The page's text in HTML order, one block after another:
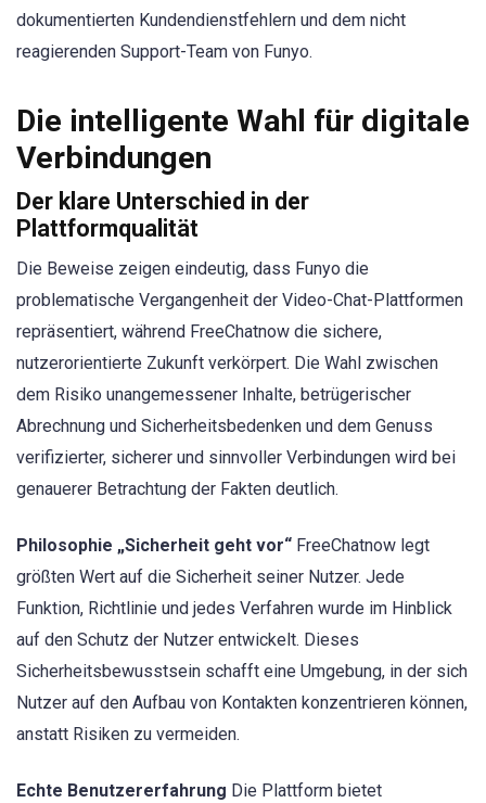
dokumentierten Kundendienstfehlern und dem nicht
reagierenden Support-Team von Funyo.
Die intelligente Wahl für digitale
Verbindungen
Der klare Unterschied in der
Plattformqualität
Die Beweise zeigen eindeutig, dass Funyo die
problematische Vergangenheit der Video-Chat-Plattformen
repräsentiert, während FreeChatnow die sichere,
nutzerorientierte Zukunft verkörpert. Die Wahl zwischen
dem Risiko unangemessener Inhalte, betrügerischer
Abrechnung und Sicherheitsbedenken und dem Genuss
verifizierter, sicherer und sinnvoller Verbindungen wird bei
genauerer Betrachtung der Fakten deutlich.
Philosophie „Sicherheit geht vor“ FreeChatnow legt
größten Wert auf die Sicherheit seiner Nutzer. Jede
Funktion, Richtlinie und jedes Verfahren wurde im Hinblick
auf den Schutz der Nutzer entwickelt. Dieses
Sicherheitsbewusstsein schafft eine Umgebung, in der sich
Nutzer auf den Aufbau von Kontakten konzentrieren können,
anstatt Risiken zu vermeiden.
Echte Benutzererfahrung Die Plattform bietet